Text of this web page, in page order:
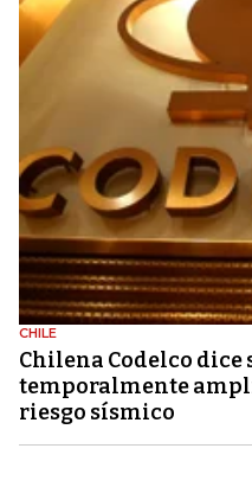
CHILE
Chilena Codelco dice
temporalmente
riesgo sísmico